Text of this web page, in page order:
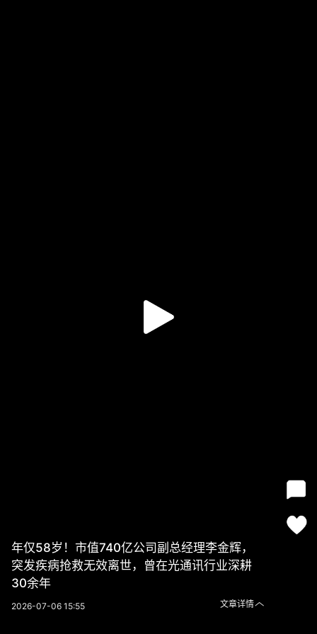
年仅58岁！市值740亿公司副总经理李金辉，
突发疾病抢救无效离世，曾在光通讯行业深耕
30余年
2026-07-06 15:55 文章详情